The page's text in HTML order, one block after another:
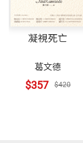
凝視死亡
葛文德
$357 $420